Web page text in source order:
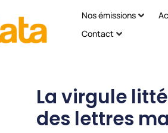
Nos émissions
Contact
La virgule
des lettres